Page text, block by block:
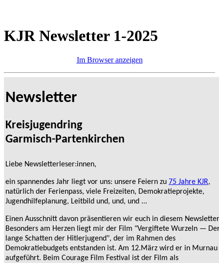
KJR Newsletter 1-2025
Im Browser anzeigen
Newsletter
Kreisjugendring
Garmisch-Partenkirchen
Liebe Newsletterleser:innen,
ein spannendes Jahr liegt vor uns: unsere Feiern zu 75 Jahre KJR,
natürlich der Ferienpass, viele Freizeiten, Demokratieprojekte,
Jugendhilfeplanung, Leitbild und, und, und ...
Einen Ausschnitt davon präsentieren wir euch in diesem
Besonders am Herzen liegt mir der Film "Vergiftete Wurzeln —
lange Schatten der Hitlerjugend", der im Rahmen des
Demokratiebudgets entstanden ist. Am 12.März wird er in Murnau
aufgeführt. Beim Courage Film Festival ist der Film als